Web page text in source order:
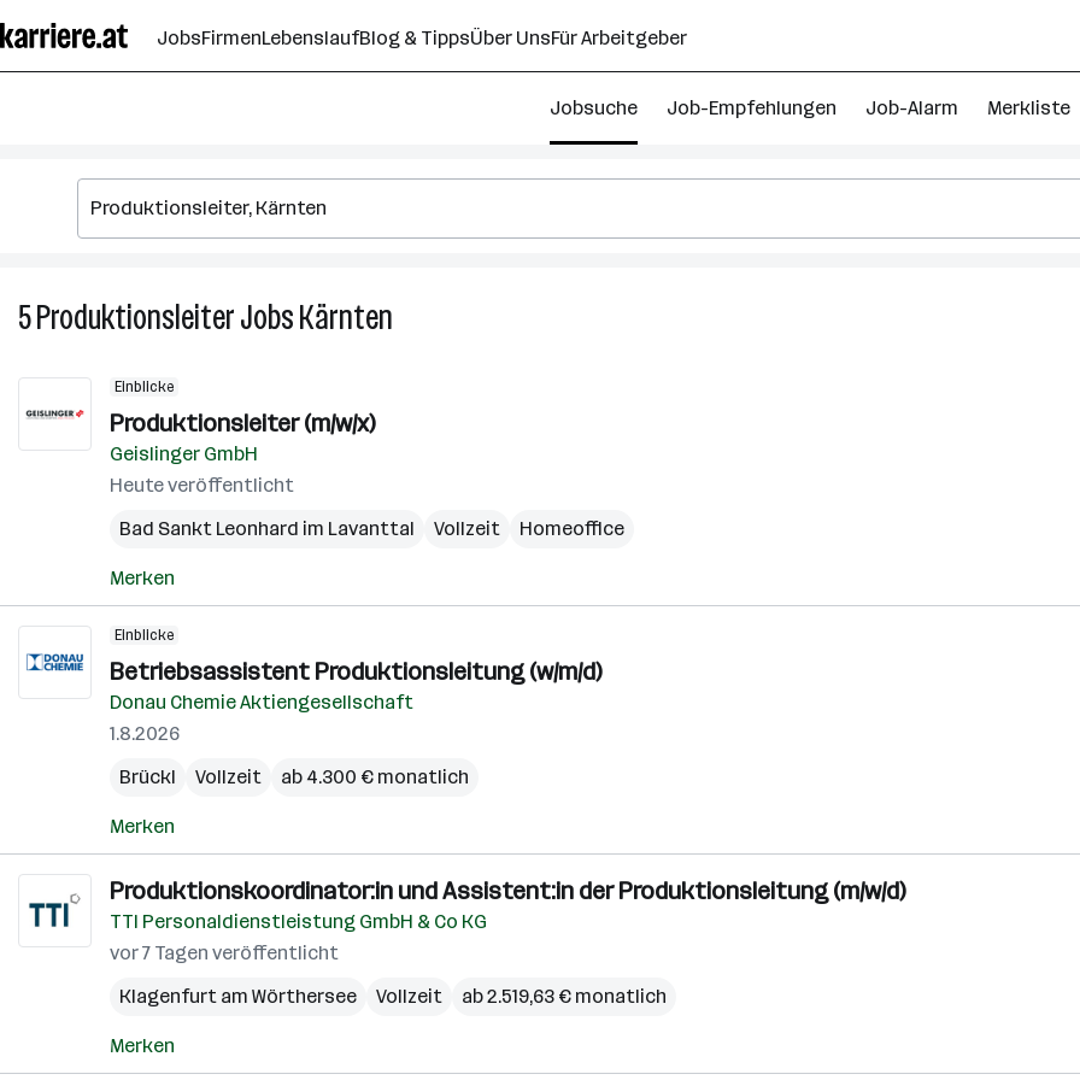
Seiteninhalt
springen
JobsFirmenLebenslaufBlog & TippsÜber UnsFür Arbeitgeber
Jobsuche Job-Empfehlungen Job-Alarm Merkliste
5ProduktionsleiterJobsKärnten
Einblicke
Produktionsleiter (m/w/x)
Geislinger GmbH
Heute veröffentlicht
Bad Sankt Leonhard im Lavanttal
Vollzeit Homeoffice
Merken
Einblicke
Betriebsassistent Produktionsleitung (w/m/d)
Donau Chemie Aktiengesellschaft
1.8.2026
Brückl
Vollzeit ab 4.300 € monatlich
Merken
Produktionskoordinator:in und Assistent:in der Produktionsleitung (m/w/d)
TTI Personaldienstleistung GmbH & Co KG
vor 7 Tagen veröffentlicht
Klagenfurt am Wörthersee
Vollzeit ab 2.519,63 € monatlich
Merken